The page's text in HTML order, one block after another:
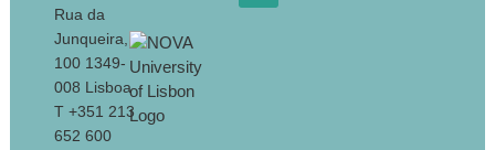
Rua da
Junqueira,
100 1349-
008 Lisboa
T +351 213
652 600